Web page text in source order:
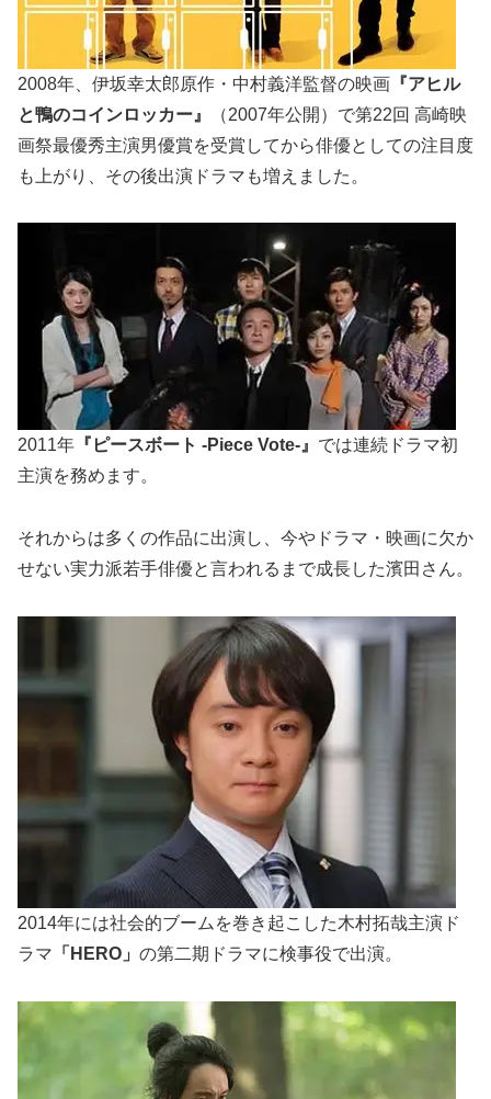
2008年、伊坂幸太郎原作・中村義洋監督の映画 『アヒル
と鴨のコインロッカー』
（2007年公開）で第22回 高崎映
画祭最優秀主演男優賞を受賞してから俳優としての注目度
も上がり、その後出演ドラマも増えました。
2011年 『ピースボート -Piece Vote-』 では連続ドラマ初
主演を務めます。
それからは多くの作品に出演し、今やドラマ・映画に欠か
せない実力派若手俳優と言われるまで成長した濱田さん。
2014年には社会的ブームを巻き起こした木村拓哉主演ド
ラマ 「HERO」 の第二期ドラマに検事役で出演。